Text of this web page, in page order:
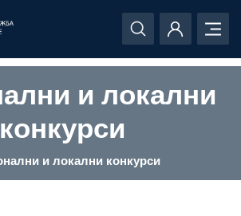
и локални
конкурси
и локални конкурси